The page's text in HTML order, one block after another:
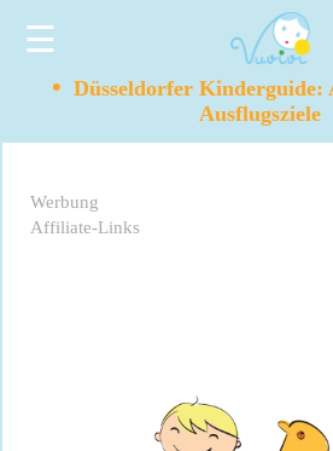
☰
• Düsseldorfer Kinderguide:
Ausflugsziele
Werbung
Affiliate-Links